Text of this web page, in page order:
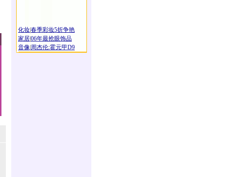
化妆春季彩妆5折争艳
家居06年最抢眼饰品
音像 周杰伦:霍元甲D9